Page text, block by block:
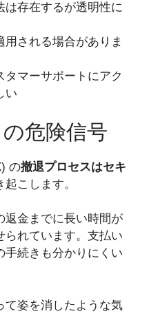
は存在するが透明性に
用される場合がありま
タマーサポートにアク
い
危険信号
の撤退プロセスはセキ
起こします。
返金までに長い時間が
られています。支払い
手続きも分かりにくい
て姿を消したような気